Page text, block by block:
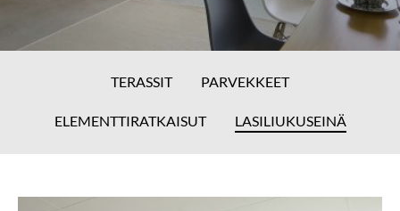
TERASSIT PARVEKKEET
ELEMENTTIRATKAISUT LASILIUKUSEINÄ